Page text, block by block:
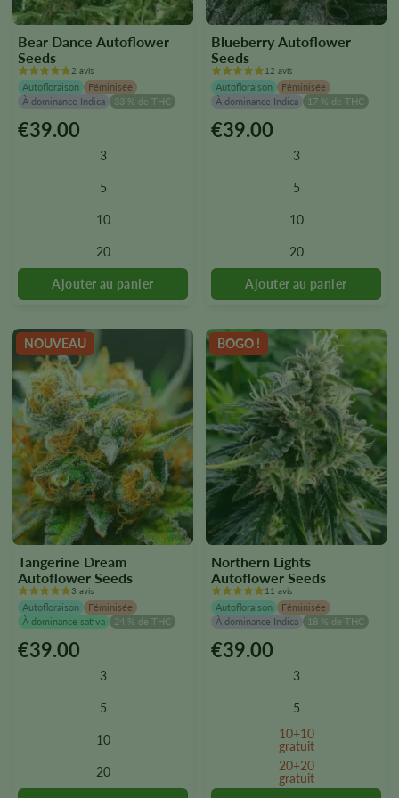
Bear Dance Autoflower
Seeds
2 avis
Autofloraison
Féminisée
À dominance Indica
33 % de THC
€39.00
3
5
10
20
Ce
sélectionner
les
sur
la
page
du
produit.
Blueberry Autoflower
Seeds
12 avis
Autofloraison
Féminisée
À dominance Indica
17 % de THC
€39.00
3
5
10
20
Ce
sélectionner
les
sur
la
page
du
produit.
NOUVEAU
Tangerine Dream
Autoflower Seeds
3 avis
Autofloraison
Féminisée
À dominance sativa
24 % de THC
€39.00
3
5
10
20
Ce
BOGO !
Northern Lights
Autoflower Seeds
11 avis
Autofloraison
Féminisée
À dominance Indica
18 % de THC
€39.00
3
5
10+10
gratuit
20+20
gratuit
Ce